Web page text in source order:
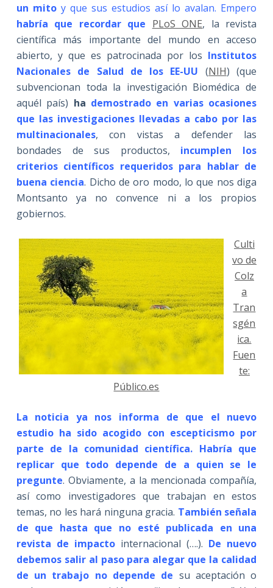
un mitoy que sus estudios así lo avalan. Empero
habría que recordar que PLoS ONE, la revista
científica más importante del mundo en acceso
abierto, y que es patrocinada por los Institutos
Nacionales de Salud de los EE-UU (NIH) (que
subvencionan toda la investigación Biomédica de
aquél país) ha demostrado en varias ocasiones
que las investigaciones llevadas a cabo por las
multinacionales, con vistas a defender las
bondades de sus productos,
incumplen los
criterios científicos requeridos para hablar de
buena ciencia. Dicho de oro modo, lo que nos diga
Montsanto ya no convence ni a los propios
gobiernos.
Culti
vo de
Colz
a
Tran
sgén
ica.
Fuen
te:
Público.es
La noticia ya nos informa de que el nuevo
estudio ha sido acogido con escepticismo por
parte de la comunidad científica. Habría que
replicar que todo depende de a quien se le
pregunte. Obviamente, a la mencionada compañía,
así como investigadores que trabajan en estos
temas, no les hará ninguna gracia. También señala
de que hasta que no esté publicada en una
revista de impactointernacional (….). De nuevo
debemos salir al paso para alegar que la calidad
de un trabajo no depende de su aceptación o